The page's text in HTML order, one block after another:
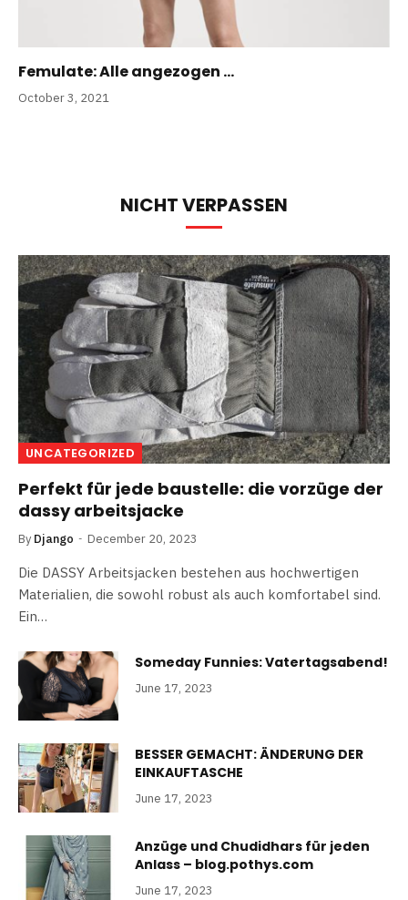
Femulate: Alle angezogen …
October 3, 2021
NICHT VERPASSEN
UNCATEGORIZED
Perfekt für jede baustelle: die vorzüge der
dassy arbeitsjacke
By Django December 20, 2023
Die DASSY Arbeitsjacken bestehen aus hochwertigen
Materialien, die sowohl robust als auch komfortabel sind.
Ein…
Someday Funnies: Vatertagsabend!
June 17, 2023
BESSER GEMACHT: ÄNDERUNG DER
EINKAUFTASCHE
June 17, 2023
Anzüge und Chudidhars für jeden
Anlass – blog.pothys.com
June 17, 2023